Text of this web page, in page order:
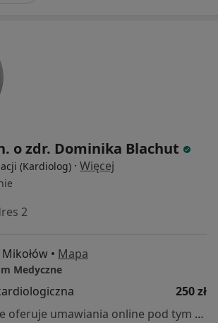
o zdr. Dominika Blachut
(Kardiolog) · Więcej
2
• Mapa
Medyczne
250 zł
Specjalista nie oferuje umawiania online pod tym adresem.